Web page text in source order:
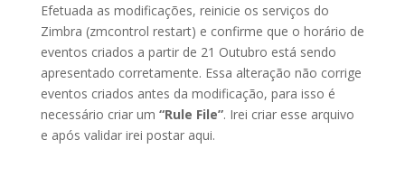
Efetuada as modificações, reinicie os serviços do
Zimbra (zmcontrol restart) e confirme que o horário de
eventos criados a partir de 21 Outubro está sendo
apresentado corretamente. Essa alteração não corrige
eventos criados antes da modificação, para isso é
necessário criar um “Rule File”. Irei criar esse arquivo
e após validar irei postar aqui.